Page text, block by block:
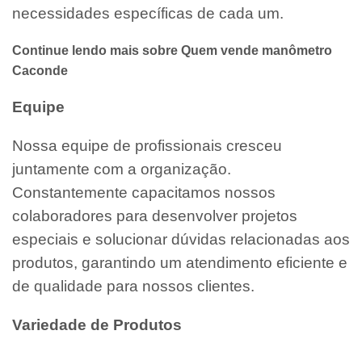
necessidades específicas de cada um.
Continue lendo mais sobre Quem vende manômetro
Caconde
Equipe
Nossa equipe de profissionais cresceu
juntamente com a organização.
Constantemente capacitamos nossos
colaboradores para desenvolver projetos
especiais e solucionar dúvidas relacionadas aos
produtos, garantindo um atendimento eficiente e
de qualidade para nossos clientes.
Variedade de Produtos